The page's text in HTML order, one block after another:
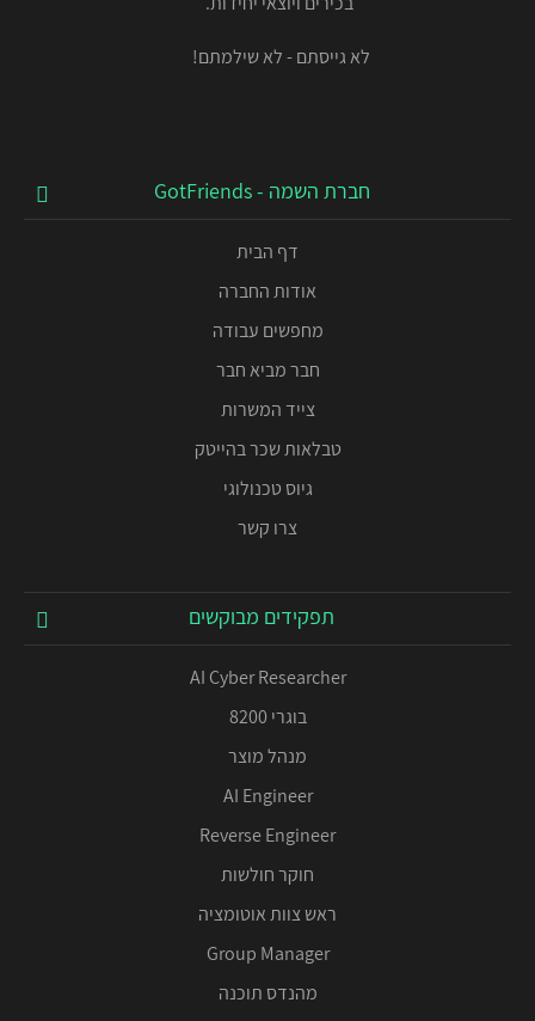
לא גייסתם - לא שילמתם!
חברת השמה - GotFriends
דף הבית
אודות החברה
מחפשים עבודה
חבר מביא חבר
צייד המשרות
טבלאות שכר בהייטק
גיוס טכנולוגי
צרו קשר
תפקידים מבוקשים
AI Cyber Researcher
בוגרי 8200
מנהל מוצר
AI Engineer
Reverse Engineer
חוקר חולשות
ראש צוות אוטומציה
Group Manager
מהנדס תוכנה